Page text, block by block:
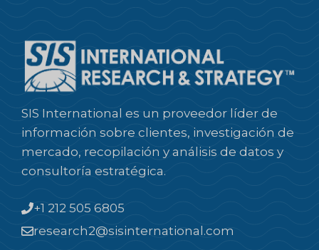
SIS International es un proveedor líder de
información sobre clientes, investigación de
mercado, recopilación y análisis de datos y
consultoría estratégica.
+1 212 505 6805
research2@sisinternational.com